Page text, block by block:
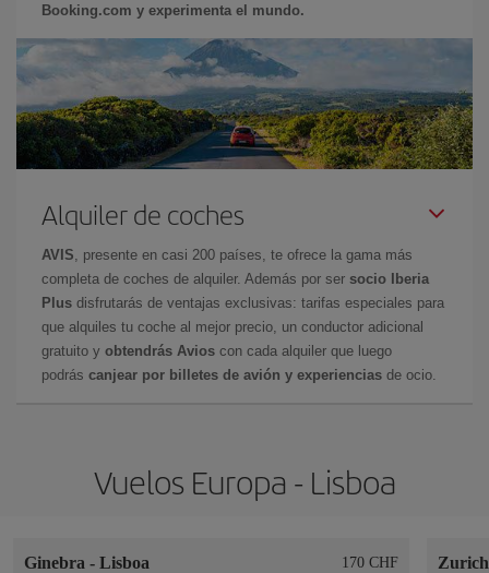
Booking.com y experimenta el mundo.
Alquiler de coches
AVIS , presente en casi 200 países, te ofrece la gama más
completa de coches de alquiler. Además por ser socio Iberia
Plus disfrutarás de ventajas exclusivas: tarifas especiales para
que alquiles tu coche al mejor precio, un conductor adicional
gratuito y obtendrás Avios con cada alquiler que luego
podrás canjear por billetes de avión y experiencias de ocio.
Vuelos Europa - Lisboa
Ginebra - Lisboa 170 CHF